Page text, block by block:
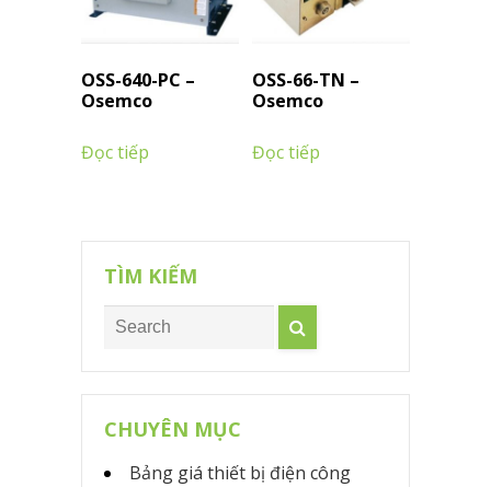
OSS-640-PC –
Osemco
Đọc tiếp
OSS-66-TN –
Osemco
Đọc tiếp
TÌM KIẾM
CHUYÊN MỤC
Bảng giá thiết bị điện công